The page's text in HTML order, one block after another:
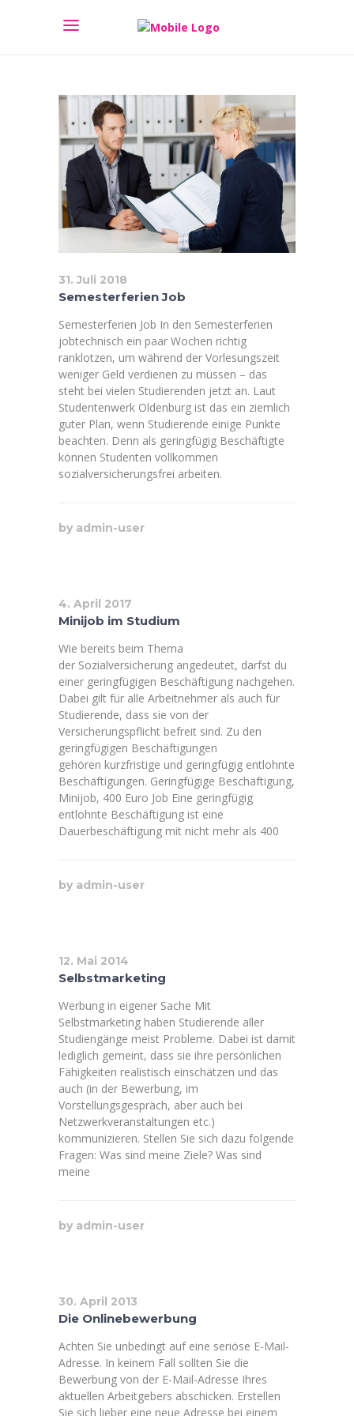
31. Juli 2018
Semesterferien Job
Semesterferien Job In den Semesterferien
jobtechnisch ein paar Wochen richtig
ranklotzen, um während der Vorlesungszeit
weniger Geld verdienen zu müssen – das
steht bei vielen Studierenden jetzt an. Laut
Studentenwerk Oldenburg ist das ein ziemlich
guter Plan, wenn Studierende einige Punkte
beachten. Denn als geringfügig Beschäftigte
können Studenten vollkommen
sozialversicherungsfrei arbeiten.
by admin-user
4. April 2017
Minijob im Studium
Wie bereits beim Thema
der Sozialversicherung angedeutet, darfst du
einer geringfügigen Beschäftigung nachgehen.
Dabei gilt für alle Arbeitnehmer als auch für
Studierende, dass sie von der
Versicherungspflicht befreit sind. Zu den
geringfügigen Beschäftigungen
gehören kurzfristige und geringfügig entlohnte
Beschäftigungen. Geringfügige Beschäftigung,
Minijob, 400 Euro Job Eine geringfügig
entlohnte Beschäftigung ist eine
Dauerbeschäftigung mit nicht mehr als 400
by admin-user
12. Mai 2014
Selbstmarketing
Werbung in eigener Sache Mit
Selbstmarketing haben Studierende aller
Studiengänge meist Probleme. Dabei ist damit
lediglich gemeint, dass sie ihre persönlichen
Fähigkeiten realistisch einschätzen und das
auch (in der Bewerbung, im
Vorstellungsgespräch, aber auch bei
Netzwerkveranstaltungen etc.)
kommunizieren. Stellen Sie sich dazu folgende
Fragen: Was sind meine Ziele? Was sind
meine
by admin-user
30. April 2013
Die Onlinebewerbung
Achten Sie unbedingt auf eine seriöse E-Mail-
Adresse. In keinem Fall sollten Sie die
Bewerbung von der E-Mail-Adresse Ihres
aktuellen Arbeitgebers abschicken. Erstellen
Sie sich lieber eine neue Adresse bei einem